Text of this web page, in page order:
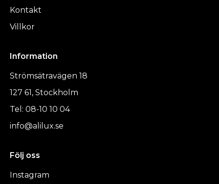
Kontakt
Villkor
Information
Strömsätravägen 18
127 61, Stockholm
Tel: 08-10 10 04
info@alilux.se
Följ oss
Instagram